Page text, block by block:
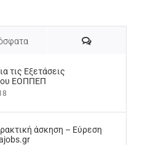
Σχόλια
τις Εξετάσεις
ΕΟΠΠΕΠ
άσκηση – Εύρεση